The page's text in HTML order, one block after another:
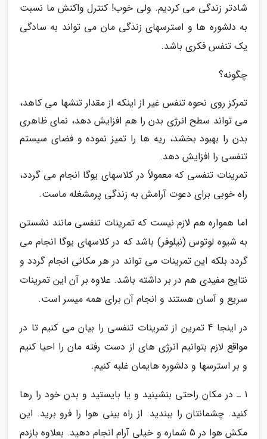
شادتر زندگی می کردیم. ولی خوب! کنترل واکنش ما نسبت
به دلشوره ها و استرسهای زندگی مان می تواند به سادگی
یک تنفس فکری باشد.
چگونه؟
تمرکز روی نحوه تنفس غیر از اینکه از مقدار تنشها می کاهد،
می تواند سطح انرژی بدن را هم افزایش دهد، نمای ظاهری
بدن را بهبود بخشد، ریه ها را تمیز نموده و فضای سیستم
تنفسی را افزایش دهد.
تمرینات تنفسی که معمولاً در کلاسهای یوگا انجام می گردد،
راه خوبی برای دعوت آرامش به زندگی پرمشغله ماست.
اما همواره هم لازم نیست که تمرینات تنفسی مانند نشستن
به شیوه لوتوس (نیلوفر) باشد که در کلاسهای یوگا انجام می
گردد بلکه این تمرینات می تواند در هر مکانی انجام گردد و
نتایج مفیدی هم در بر داشته باشد. علاوه بر آن این تمرینات
سریع و آسان هستند و انجام آن برای همه میسر است.
در اینجا 4 تمرین از تمرینات تنفسی را بیان می کنیم تا در
مواقع لازم بتوانیم انرژی های از دست رفته مان را احیا کنیم
و بر استرسها و دلشوره هایمان غلبه کنیم.
1 ـ در مکان راحتی بنشینید و یا بایستید و بدن خود را رها
کنید. چشمانتان را ببندید. از راه بینی هوا را فرو برید. این
مکش هوا در 5 شماره و خیلی آرام انجام دهید. بعلاوه بازدم